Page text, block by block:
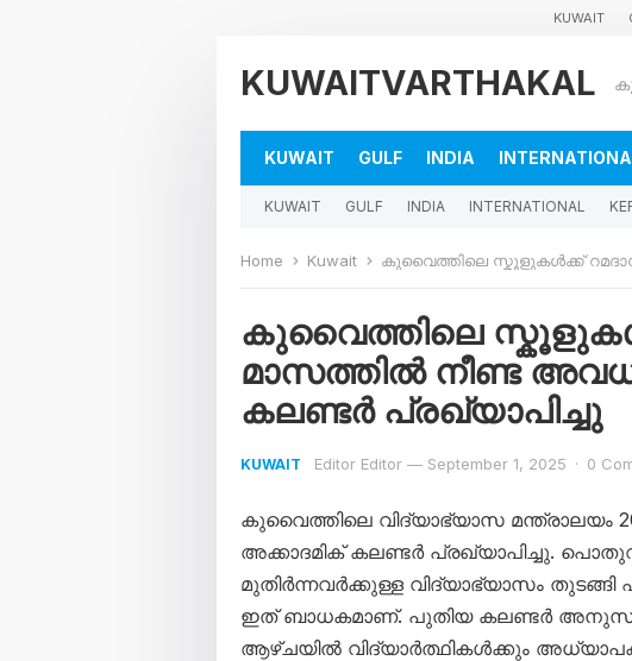
KUWAIT
KUWAITVARTHAKAL
KUWAIT GULF INDIA
KUWAIT GULF INDIA INTERNATIONAL
Home Kuwait കുവൈത്തിലെ സ്കൂളുകൾക്ക് റമദാൻ
കുവൈത്തിലെ
മാസത്തിൽ നീണ്ട
കലണ്ടർ പ്രഖ്യാപിച്ചു
KUWAIT Editor Editor — September 1, 2025 · 0
കുവൈത്തിലെ വിദ്യാഭ്യാസ മന്ത്രാലയം
അക്കാദമിക് കലണ്ടർ പ്രഖ്യാപിച്ചു.
മുതിർന്നവർക്കുള്ള വിദ്യാഭ്യാസം
ഇത് ബാധകമാണ്. പുതിയ കലണ്ടർ
ആഴ്ചയിൽ വിദ്യാർത്ഥികൾക്കും